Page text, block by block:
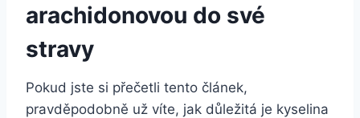
arachidonovou do své
stravy
Pokud jste si přečetli tento článek,
pravděpodobně už víte, jak důležitá je kyselina